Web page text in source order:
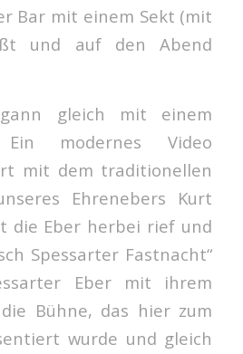
Bar mit einem Sekt (mit
und auf den Abend
gleich mit einem
Ein modernes Video
mit dem traditionellen
Ehrenebers Kurt
die Eber herbei rief und
Spessarter Fastnacht“
Eber mit ihrem
Bühne, das hier zum
wurde und gleich